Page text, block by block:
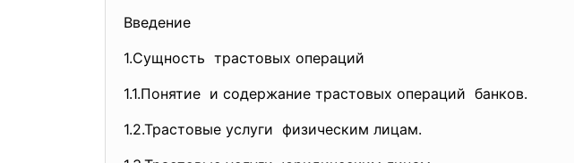
Введение
1.Сущность трастовых операций
1.1.Понятие и содержание трастовых операций банков.
1.2.Трастовые услуги физическим лицам.